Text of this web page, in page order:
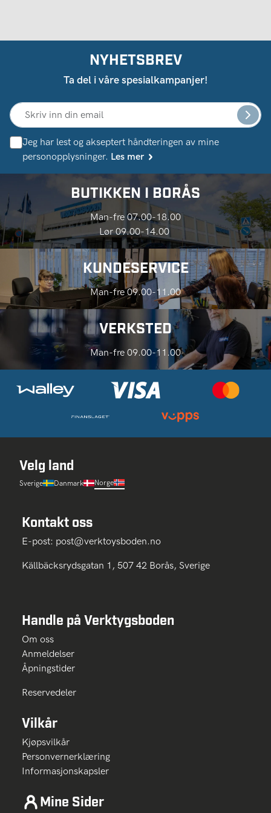
NYHETSBREV
Ta del i våre spesialkampanjer!
Jeg har lest og akseptert håndteringen av mine
personopplysninger. Les mer
BUTIKKEN I BORÅS
Man-fre 07.00-18.00
Lør 09.00-14.00
KUNDESERVICE
Man-fre 09.00-11.00
VERKSTED
Man-fre 09.00-11.00
Velg land
Sverige Danmark Norge
Kontakt oss
E-post: post@verktoysboden.no
Källbäcksrydsgatan 1, 507 42 Borås, Sverige
Handle på Verktygsboden
Om oss
Anmeldelser
Åpningstider
Reservedeler
Vilkår
Kjøpsvilkår
Personvernerklæring
Informasjonskapsler
Mine Sider